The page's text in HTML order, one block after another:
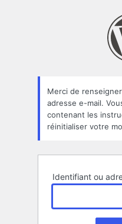
oublié
Merci de
adresse e-mail.
contenant les
réinitialiser votre
Identifiant ou